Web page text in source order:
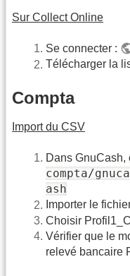
Sur Collect Online
Se connecter :
Télécharger la
Compta
Import du CSV
Dans GnuCash,
compta/
ash
Importer le
Choisir
Vérifier que le
relevé bancaire